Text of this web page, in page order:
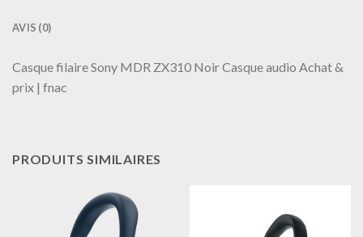
AVIS (0)
Casque filaire Sony MDR ZX310 Noir Casque audio Achat &
prix | fnac
PRODUITS SIMILAIRES